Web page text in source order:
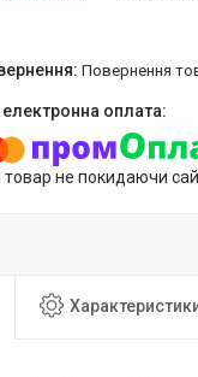
повернення
не покидаючи